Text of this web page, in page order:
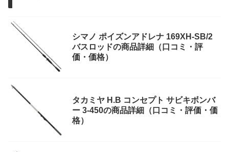
シマノ ポイズンアドレナ 169XH-SB/2
バスロッドの商品詳細（口コミ・評
価・価格）
タカミヤ H.B コンセプト サビキボンバ
ー 3-450の商品詳細（口コミ・評価・価
格）